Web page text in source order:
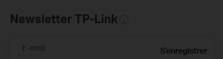
Newsletter TP-Link
E-mail S'enregistrer